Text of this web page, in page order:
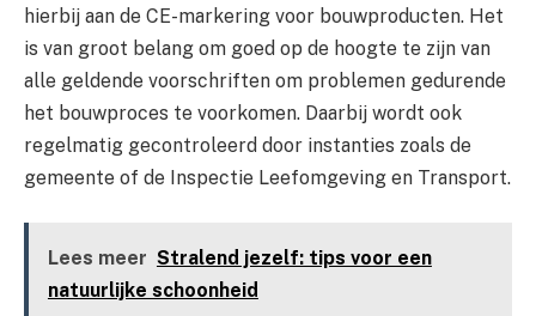
hierbij aan de CE-markering voor bouwproducten. Het
is van groot belang om goed op de hoogte te zijn van
alle geldende voorschriften om problemen gedurende
het bouwproces te voorkomen. Daarbij wordt ook
regelmatig gecontroleerd door instanties zoals de
gemeente of de Inspectie Leefomgeving en Transport.
Lees meer Stralend jezelf: tips voor een
natuurlijke schoonheid